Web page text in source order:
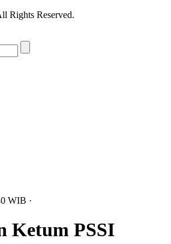
Rights Reserved.
WIB ·
Ketum PSSI